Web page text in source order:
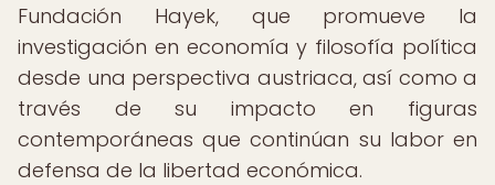
Fundación Hayek, que promueve la
investigación en economía y filosofía política
desde una perspectiva austriaca, así como a
través de su impacto en figuras
contemporáneas que continúan su labor en
defensa de la libertad económica.